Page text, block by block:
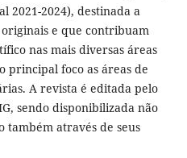
2021-2024), destinada a
e que contribuam
nas mais diversas áreas
principal foco as áreas de
A revista é editada pelo
sendo disponibilizada não
também através de seus